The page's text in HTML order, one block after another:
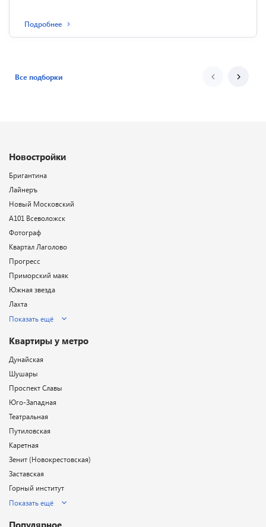
Подробнее
Все подборки
Новостройки
Бригантина
Лайнеръ
Новый Московский
А101 Всеволожск
Фотограф
Квартал Лаголово
Прогресс
Приморский маяк
Южная звезда
Лахта
Показать ещё
Квартиры у метро
Дунайская
Шушары
Проспект Славы
Юго-Западная
Театральная
Путиловская
Каретная
Зенит (Новокрестовская)
Заставская
Горный институт
Показать ещё
Популярное